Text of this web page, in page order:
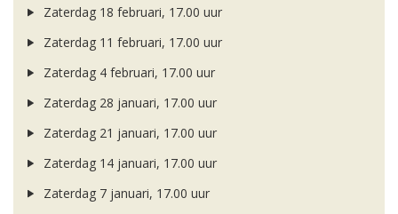
Zaterdag 18 februari, 17.00 uur
Zaterdag 11 februari, 17.00 uur
Zaterdag 4 februari, 17.00 uur
Zaterdag 28 januari, 17.00 uur
Zaterdag 21 januari, 17.00 uur
Zaterdag 14 januari, 17.00 uur
Zaterdag 7 januari, 17.00 uur